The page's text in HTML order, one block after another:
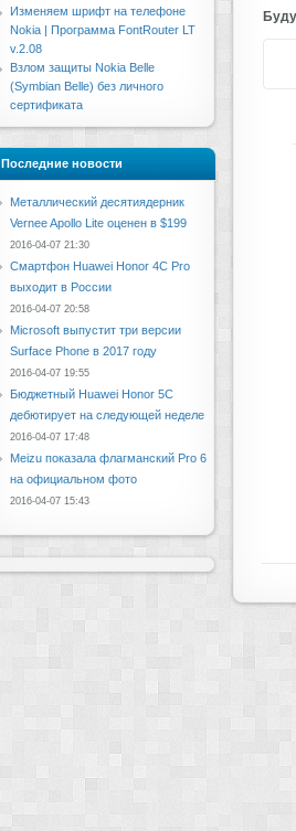
Изменяем шрифт на телефоне
Nokia | Программа FontRouter LT
v.2.08
Взлом защиты Nokia Belle
(Symbian Belle) без личного
сертификата
Последние новости
Металлический десятиядерник
Vernee Apollo Lite оценен в $199
2016-04-07 21:30
Смартфон Huawei Honor 4C Pro
выходит в России
2016-04-07 20:58
Microsoft выпустит три версии
Surface Phone в 2017 году
2016-04-07 19:55
Бюджетный Huawei Honor 5C
дебютирует на следующей неделе
2016-04-07 17:48
Meizu показала флагманский Pro 6
на официальном фото
2016-04-07 15:43